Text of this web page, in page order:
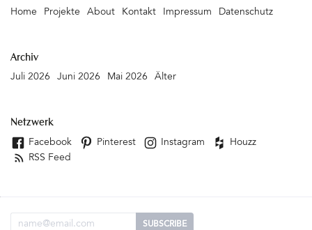
Home Projekte About Kontakt Impressum Datenschutz
Archiv
Juli 2026 Juni 2026 Mai 2026 Älter
Netzwerk
Facebook Pinterest Instagram
Houzz
RSS Feed
Email Adresse SUBSCRIBE